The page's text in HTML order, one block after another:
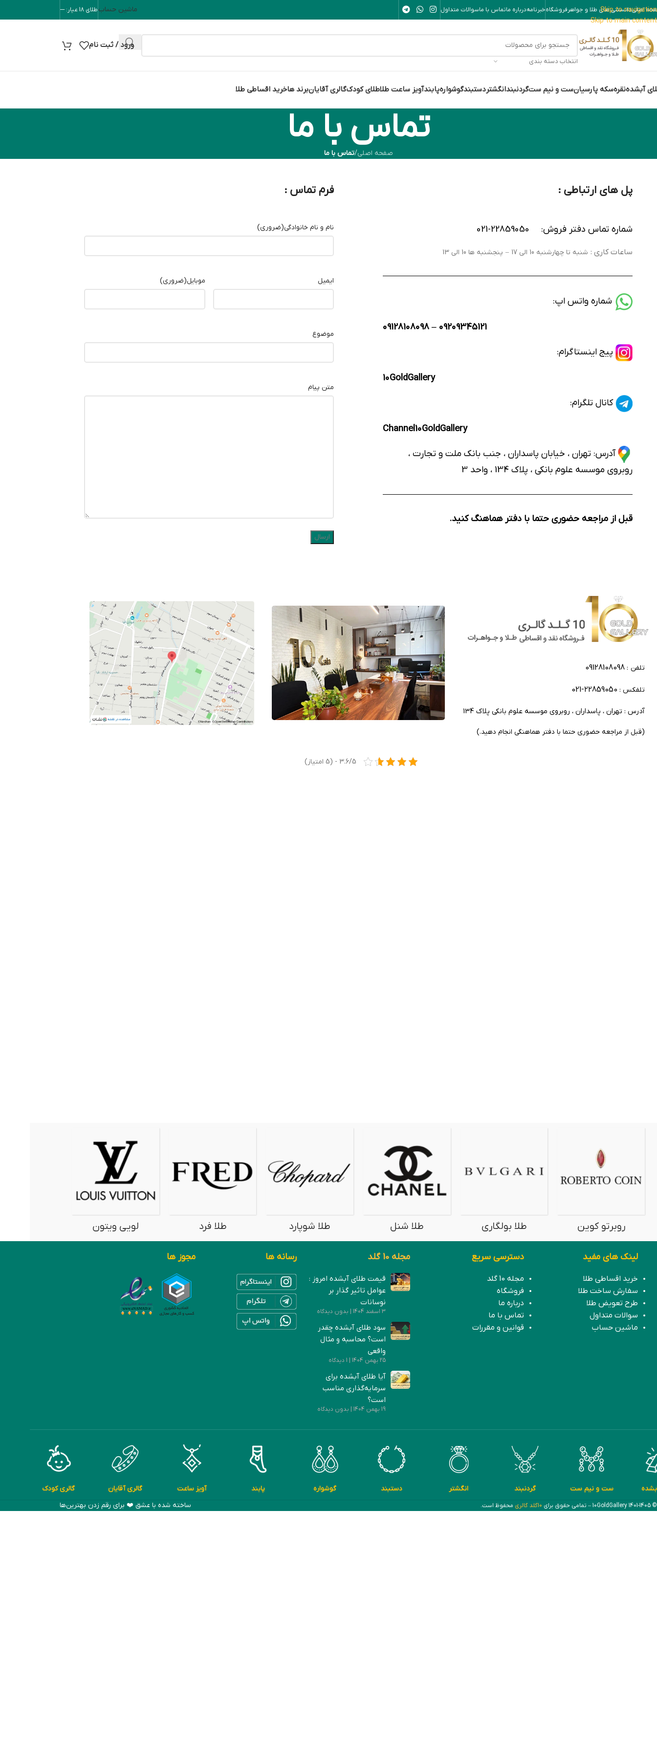
Skip to navigation
Skip to main content
اصلیدانستنی های طلا و جواهر فروشگاهخبرنامهدرباره ماتماس با ماسوالات متداول ماشین حسابطلای 18 عیار: ---
انتخاب دسته بندی
ورود / ثبت نام
آبشدهنقرهسکه پارسیانست و نیم ستگردنبندانگشتردستبندگوشوارهپابندآویز ساعت طلاطلای کودکگالری آقایانبرند هاخرید اقساطی طلا
تماس با ما
صفحه اصلی/تماس با ما
پل های ارتباطی :
شماره تماس دفتر فروش: 22859050-021
ساعات کاری : شنبه تا چهارشنبه 10 الی 17 – پنجشنبه ها 10 الی 13
شماره واتس اپ:
09209345121
–
09128108098
پیج اینستاگرام:
10GoldGallery
کانال تلگرام:
Channel10GoldGallery
آدرس: تهران ، خیابان پاسداران ، جنب بانک ملت و تجارت ،
روبروی موسسه علوم بانکی ، پلاک 134 ، واحد 3
قبل از مراجعه حضوری حتما با دفتر هماهنگ کنید.
فرم تماس :
نام و نام خانوادگی(ضروری)
ایمیل موبایل(ضروری)
موضوع
متن پیام
تلفن : 09128108098
تلفکس : 22859050-021
آدرس : تهران ، پاسداران ، روبروی موسسه علوم بانکی پلاک 134
(قبل از مراجعه حضوری حتما با دفتر هماهنگی انجام دهید.)
3.6/5 - (5 امتیاز)
روبرتو کوین طلا بولگاری طلا شنل طلا شوپارد طلا فرد لویی ویتون
لینک های مفید
خرید اقساطی طلا
سفارش ساخت طلا
طرح تعویض طلا
سوالات متداول
ماشین حساب
دسترسی سریع
مجله 10 گلد
فروشگاه
درباره ما
تماس با ما
قوانین و مقررات
مجله 10 گلد
قیمت طلای آبشده امروز :
عوامل تاثیر گذار بر
نوسانات
3 اسفند 1404 بدون دیدگاه
سود طلای آبشده چقدر
است؟ محاسبه و مثال
واقعی
25 بهمن 1404
آیا طلای آبشده برای
سرمایه‌گذاری مناسب
است؟
19 بهمن 1404 بدون دیدگاه
رسانه ها مجوز ها
ست و نیم ست گردنبند انگشتر دستبند گوشواره پابند آویز ساعت گالری آقایان گالری کودک
© 1401-1405 10GoldGallery – تمامی حقوق برای 10گلد گالری محفوظ است. ساخته شده با عشق ❤️ برای رقم زدن بهترین‌ها